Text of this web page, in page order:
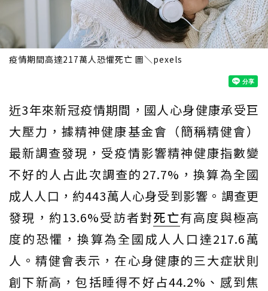
疫情期間高達217萬人恐懼死亡 圖＼pexels
近3年來新冠疫情期間，國人心身健康承受巨
大壓力，據精神健康基金會（簡稱精健會）
最新調查發現，受疫情影響精神健康指數變
不好的人占此次調查的27.7%，換算為全國
成人人口，約443萬人心身受到影響。調查更
發現，約13.6%受訪者對死亡有高度與極高
度的恐懼，換算為全國成人人口達217.6萬
人。精健會表示，在心身健康的三大症狀則
創下新高，包括睡得不好占44.2%、感到焦